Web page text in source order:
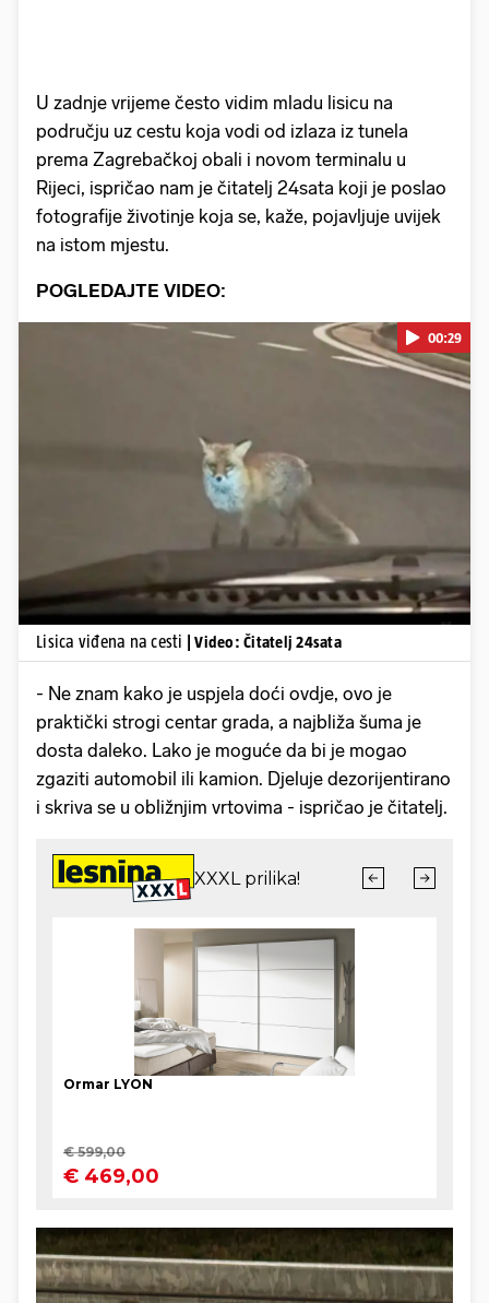
U zadnje vrijeme često vidim mladu lisicu na
području uz cestu koja vodi od izlaza iz tunela
prema Zagrebačkoj obali i novom terminalu u
Rijeci, ispričao nam je čitatelj 24sata koji je poslao
fotografije životinje koja se, kaže, pojavljuje uvijek
na istom mjestu.
POGLEDAJTE VIDEO:
Pokretanje videa...
00:29
Lisica viđena na cesti | Video: Čitatelj 24sata
- Ne znam kako je uspjela doći ovdje, ovo je
praktički strogi centar grada, a najbliža šuma je
dosta daleko. Lako je moguće da bi je mogao
zgaziti automobil ili kamion. Djeluje dezorijentirano
i skriva se u obližnjim vrtovima - ispričao je čitatelj.